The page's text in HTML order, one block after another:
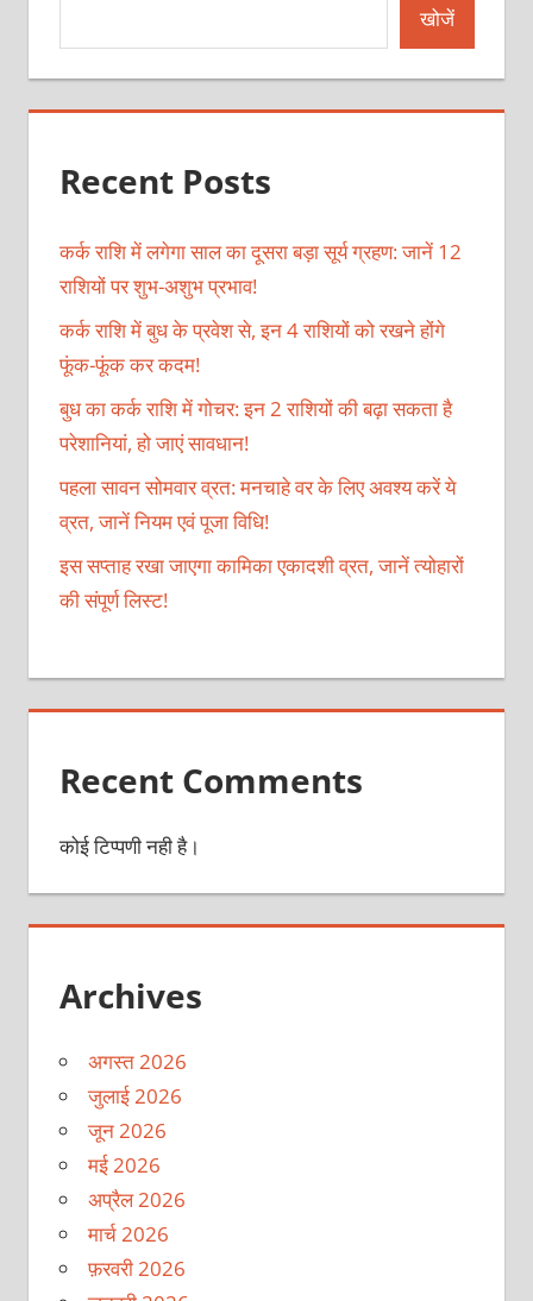
खोजें
Recent Posts
कर्क राशि में लगेगा साल का दूसरा बड़ा सूर्य ग्रहण: जानें 12
राशियों पर शुभ-अशुभ प्रभाव!
कर्क राशि में बुध के प्रवेश से, इन 4 राशियों को रखने होंगे
फूंक-फूंक कर कदम!
बुध का कर्क राशि में गोचर: इन 2 राशियों की बढ़ा सकता है
परेशानियां, हो जाएं सावधान!
पहला सावन सोमवार व्रत: मनचाहे वर के लिए अवश्य करें ये
व्रत, जानें नियम एवं पूजा विधि!
इस सप्ताह रखा जाएगा कामिका एकादशी व्रत, जानें त्योहारों
की संपूर्ण लिस्ट!
Recent Comments
कोई टिप्पणी नही है।
Archives
अगस्त 2026
जुलाई 2026
जून 2026
मई 2026
अप्रैल 2026
मार्च 2026
फ़रवरी 2026